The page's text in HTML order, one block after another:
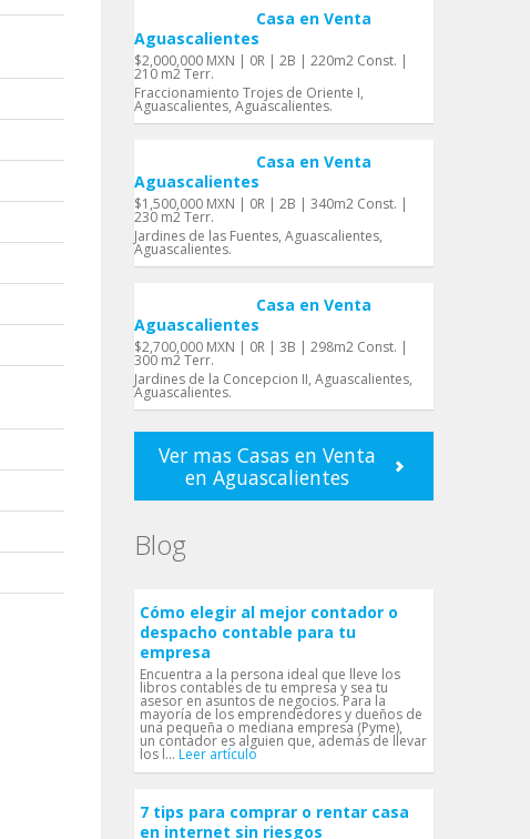
Casa en Venta
Aguascalientes
$2,000,000 MXN | 0R | 2B | 220m2 Const. |
210 m2 Terr.
Fraccionamiento Trojes de Oriente I,
Aguascalientes, Aguascalientes.
Casa en Venta
Aguascalientes
$1,500,000 MXN | 0R | 2B | 340m2 Const. |
230 m2 Terr.
Jardines de las Fuentes, Aguascalientes,
Aguascalientes.
Casa en Venta
Aguascalientes
$2,700,000 MXN | 0R | 3B | 298m2 Const. |
300 m2 Terr.
Jardines de la Concepcion II, Aguascalientes,
Aguascalientes.
Ver mas Casas en Venta
en Aguascalientes
Blog
Cómo elegir al mejor contador o
despacho contable para tu
empresa
Encuentra a la persona ideal que lleve los
libros contables de tu empresa y sea tu
asesor en asuntos de negocios. Para la
mayoría de los emprendedores y dueños de
una pequeña o mediana empresa (Pyme),
un contador es alguien que, además de llevar
los l... Leer artículo
7 tips para comprar o rentar casa
en internet sin riesgos